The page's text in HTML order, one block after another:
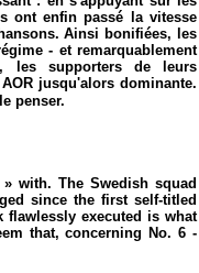
ont enfin passé la vitesse
Ainsi bonifiées, les
- et remarquablement
les supporters de leurs
jusqu'alors dominante.
penser.
» with. The Swedish squad
since the first self-titled
flawlessly executed is what
that, concerning No. 6 -